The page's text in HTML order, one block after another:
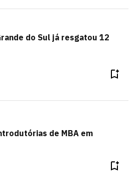
do Sul já resgatou 12
de MBA em